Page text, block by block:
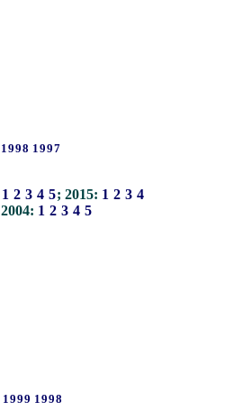
1998 1997
1 2 3 4 5; 2015: 1 2 3 4
2004: 1 2 3 4 5
1999 1998